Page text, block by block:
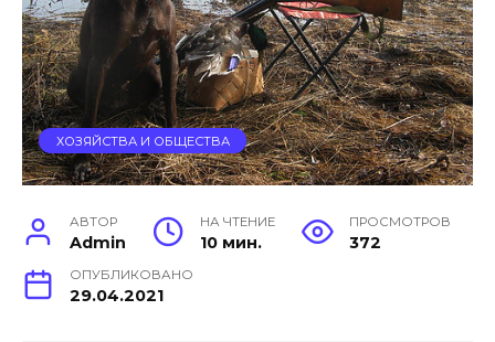
ХОЗЯЙСТВА И ОБЩЕСТВА
АВТОР
Admin
НА ЧТЕНИЕ
10 мин.
ПРОСМОТРОВ
372
ОПУБЛИКОВАНО
29.04.2021